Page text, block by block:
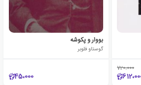
720،000
بووار و پکوشه
گوستاو فلوبر
45،000